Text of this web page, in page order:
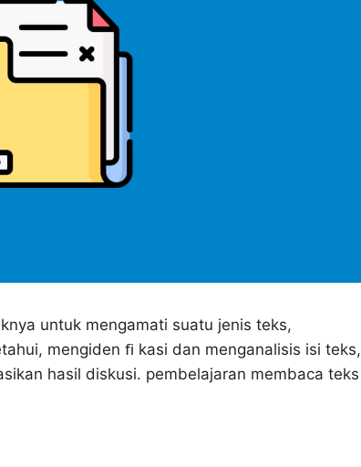
untuk mengamati suatu jenis teks,
mengiden ﬁ kasi dan menganalisis isi teks,
hasil diskusi. pembelajaran membaca teks